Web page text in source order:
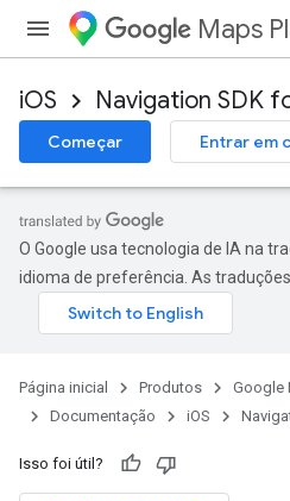
Maps
iOS Navigation SDK
Começar Entrar em
O Google usa tecnologia de IA na
idioma de preferência. As
Página inicial Produtos
Google
Documentação
iOS
Isso foi útil?